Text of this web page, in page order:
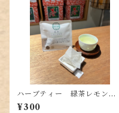
ハーブティー 緑茶レモング
ラスTB （4g（2g×2P））
¥300